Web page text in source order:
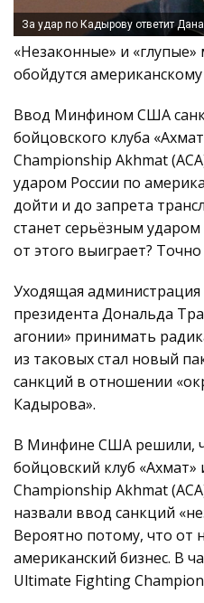
За удар по Кадырову ответит
«Незаконные» и
обойдутся
Ввод Минфином США
бойцовского клуба
Championship Akhmat
ударом России по
дойти и до запрета
станет серьёзным
от этого выиграет?
Уходящая администрация
президента Дональда
агонии» принимать
из таковых стал новый
санкций в отношении
Кадырова».
В Минфине США решили,
бойцовский клуб «Ахмат»
Championship Akhmat
назвали ввод санкций
Вероятно потому, что от
американский бизнес. В
Ultimate Fighting